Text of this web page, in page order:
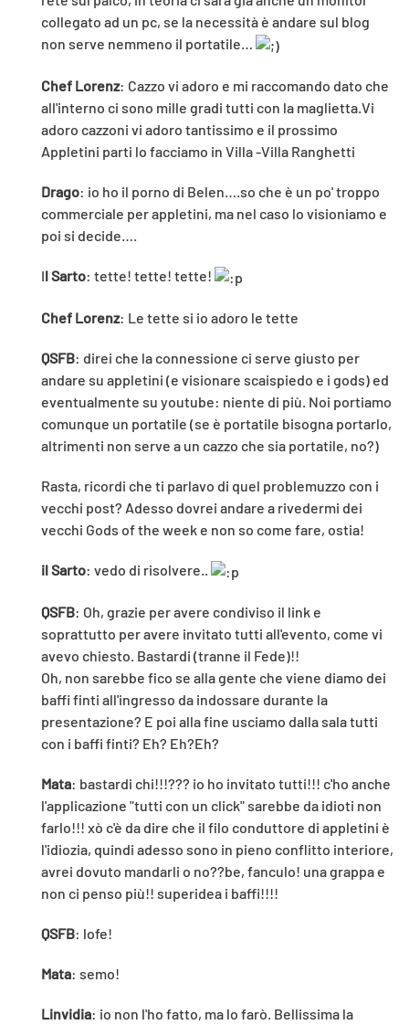
collegato ad un pc, se la necessità è andare sul blog
non serve nemmeno il portatile…
Chef Lorenz: Cazzo vi adoro e mi raccomando dato che
all'interno ci sono mille gradi tutti con la maglietta.Vi
adoro cazzoni vi adoro tantissimo e il prossimo
Appletini parti lo facciamo in Villa -Villa Ranghetti
Drago: io ho il porno di Belen….so che è un po' troppo
commerciale per appletini, ma nel caso lo visioniamo e
poi si decide….
Il Sarto: tette! tette! tette!
Chef Lorenz: Le tette si io adoro le tette
QSFB: direi che la connessione ci serve giusto per
andare su appletini (e visionare scaispiedo e i gods) ed
eventualmente su youtube: niente di più. Noi portiamo
comunque un portatile (se è portatile bisogna portarlo,
altrimenti non serve a un cazzo che sia portatile, no?)
Rasta, ricordi che ti parlavo di quel problemuzzo con i
vecchi post? Adesso dovrei andare a rivedermi dei
vecchi Gods of the week e non so come fare, ostia!
il Sarto: vedo di risolvere..
QSFB: Oh, grazie per avere condiviso il link e
soprattutto per avere invitato tutti all'evento, come vi
avevo chiesto. Bastardi (tranne il Fede)!!
Oh, non sarebbe fico se alla gente che viene diamo dei
baffi finti all'ingresso da indossare durante la
presentazione? E poi alla fine usciamo dalla sala tutti
con i baffi finti? Eh? Eh?Eh?
Mata: bastardi chi!!!??? io ho invitato tutti!!! c'ho anche
l'applicazione "tutti con un click" sarebbe da idioti non
farlo!!! xò c'è da dire che il filo conduttore di appletini è
l'idiozia, quindi adesso sono in pieno conflitto interiore,
avrei dovuto mandarli o no??be, fanculo! una grappa e
non ci penso più!! superidea i baffi!!!!
QSFB: lofe!
Mata: semo!
Linvidia: io non l'ho fatto, ma lo farò. Bellissima la